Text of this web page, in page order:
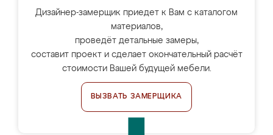
Дизайнер-замерщик приедет к Вам с каталогом
материалов,
проведёт детальные замеры,
составит проект и сделает окончательный расчёт
стоимости Вашей будущей мебели.
ВЫЗВАТЬ ЗАМЕРЩИКА